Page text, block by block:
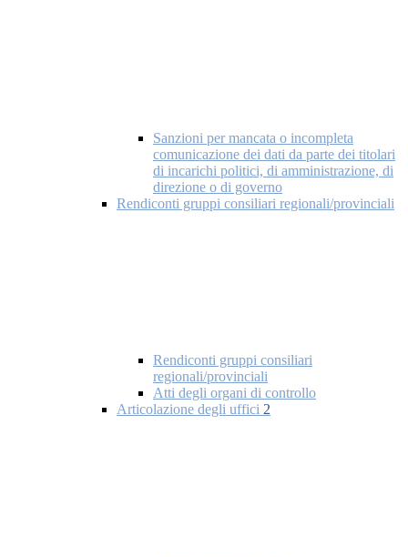
Sanzioni per mancata o incompleta
comunicazione dei dati da parte dei titolari
di incarichi politici, di amministrazione, di
direzione o di governo
Rendiconti gruppi consiliari regionali/provinciali
Rendiconti gruppi consiliari
regionali/provinciali
Atti degli organi di controllo
Articolazione degli uffici 2